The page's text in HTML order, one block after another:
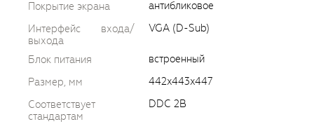
Покрытие экрана
антибликовое
Интерфейс входа/
выхода
VGA (D-Sub)
Блок питания
встроенный
Размер, мм
442x443x447
Соответствует
стандартам
DDC 2B